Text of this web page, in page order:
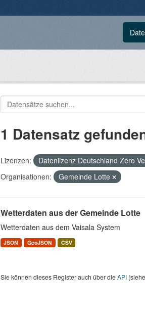
1 Datensatz
Lizenzen:
Datenlizenz Deutschland Zero
Organisationen:
Gemeinde Lotte
Wetterdaten aus der Gemeinde Lotte
Wetterdaten aus dem Vaisala System
JSON GeoJSON CSV
Sie können dieses Register auch über dieAPI(siehe